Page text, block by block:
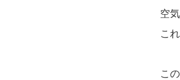
空
こ
こ